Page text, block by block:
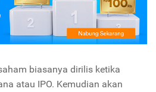
biasanya dirilis ketika
atau IPO. Kemudian akan